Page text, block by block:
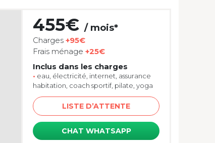
455€ / mois*
Charges +95€
Frais ménage +25€
Inclus dans les charges
• eau, électricité, internet, assurance
habitation, coach sportif, pilate, yoga
LISTE D’ATTENTE
CHAT WHATSAPP